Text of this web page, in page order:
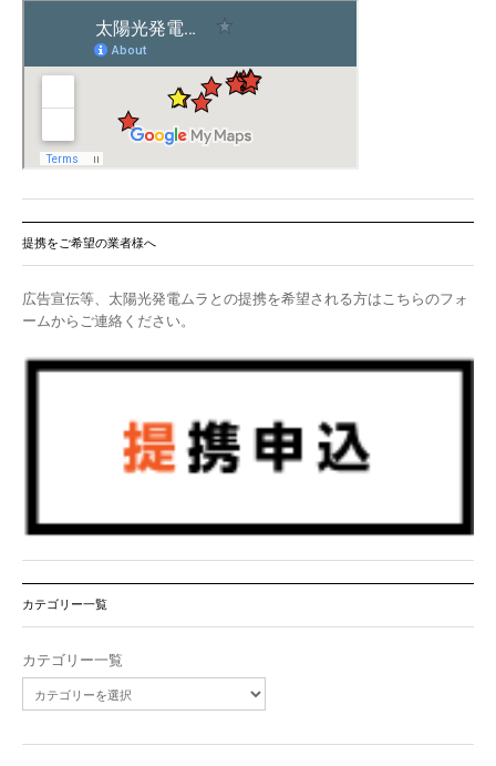
提携をご希望の業者様へ
広告宣伝等、太陽光発電ムラとの提携を希望される方はこちらのフォ
ームからご連絡ください。
カテゴリー一覧
カテゴリー一覧